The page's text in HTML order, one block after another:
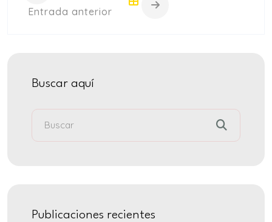
Entrada anterior
Buscar aquí
Publicaciones recientes